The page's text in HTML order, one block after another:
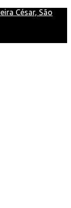
César, São